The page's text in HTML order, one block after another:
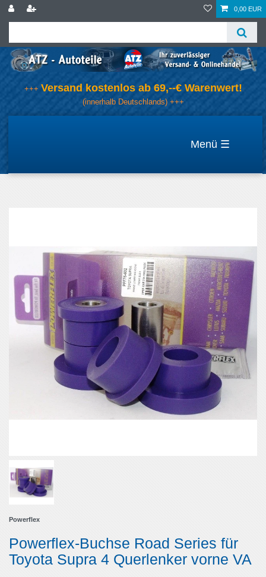
0,00 EUR
+++ Versand kostenlos ab 69,--€ Warenwert!
(innerhalb Deutschlands) +++
☰
Powerflex
Powerflex-Buchse Road Series für
Toyota Supra 4 Querlenker vorne VA